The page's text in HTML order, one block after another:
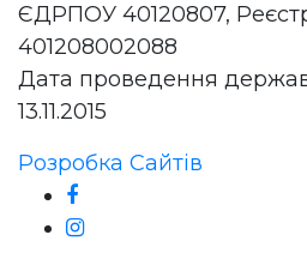
ЄДРПОУ 40120807,
401208002088
Дата проведення
13.11.2015
Розробка Сайтів